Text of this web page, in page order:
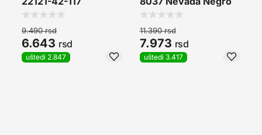
9.490rsd
6.643 rsd
uštedi 2.847
11.390rsd
7.973 rsd
uštedi 3.417